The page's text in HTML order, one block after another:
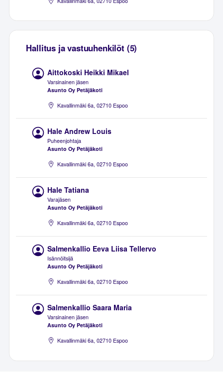
Hallitus ja vastuuhenkilöt (5)
Aittokoski Heikki Mikael
Varsinainen jäsen
Asunto Oy Petäjäkoti
Kavallinmäki 6a, 02710 Espoo
Hale Andrew Louis
Puheenjohtaja
Asunto Oy Petäjäkoti
Kavallinmäki 6a, 02710 Espoo
Hale Tatiana
Varajäsen
Asunto Oy Petäjäkoti
Kavallinmäki 6a, 02710 Espoo
Salmenkallio Eeva Liisa Tellervo
Isännöitsijä
Asunto Oy Petäjäkoti
Kavallinmäki 6a, 02710 Espoo
Salmenkallio Saara Maria
Varsinainen jäsen
Asunto Oy Petäjäkoti
Kavallinmäki 6a, 02710 Espoo